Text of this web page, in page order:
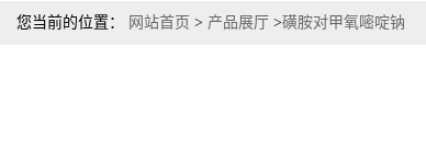
您当前的位置： 网站首页 > 产品展厅 >磺胺对甲氧嘧啶钠